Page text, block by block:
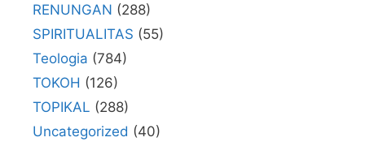
RENUNGAN (288)
SPIRITUALITAS (55)
Teologia (784)
TOKOH (126)
TOPIKAL (288)
Uncategorized (40)